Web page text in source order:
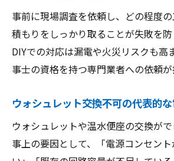
事前に現場調査を依頼し、どの程度
積もりをしっかり取ることが失敗を防
DIYでの対応は漏電や火災リスクも高
事士の資格を持つ専門業者への依頼が
ウォシュレット交換不可の代表的
ウォシュレットや温水便座の交換が
事上の要因として、「電源コンセン